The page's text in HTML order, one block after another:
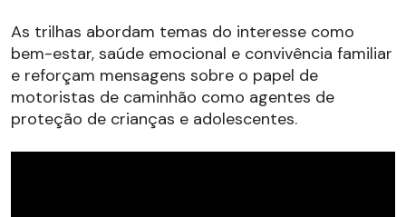
As trilhas abordam temas do interesse como
bem-estar, saúde emocional e convivência familiar
e reforçam mensagens sobre o papel de
motoristas de caminhão como agentes de
proteção de crianças e adolescentes.